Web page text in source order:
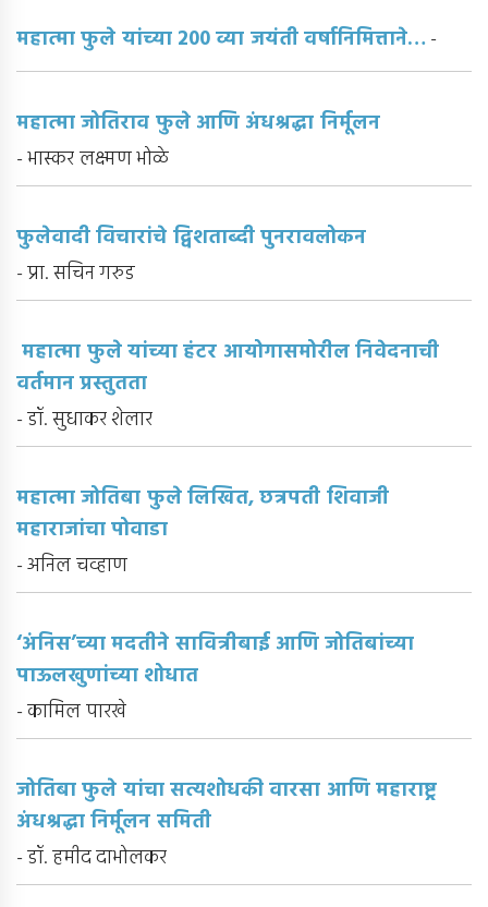
महात्मा फुले यांच्या 200 व्या जयंती वर्षानिमित्ताने…-
महात्मा जोतिराव फुले आणि अंधश्रद्धा निर्मूलन
- भास्कर लक्ष्मण भोळे
फुलेवादी विचारांचे द्विशताब्दी पुनरावलोकन
- प्रा. सचिन गरुड
महात्मा फुले यांच्या हंटर आयोगासमोरील निवेदनाची
वर्तमान प्रस्तुतता
- डॉ. सुधाकर शेलार
महात्मा जोतिबा फुले लिखित, छत्रपती शिवाजी
महाराजांचा पोवाडा
- अनिल चव्हाण
‘अंनिस’च्या मदतीने सावित्रीबाई आणि जोतिबांच्या
पाऊलखुणांच्या शोधात
- कामिल पारखे
जोतिबा फुले यांचा सत्यशोधकी वारसा आणि महाराष्ट्र
अंधश्रद्धा निर्मूलन समिती
- डॉ. हमीद दाभोलकर